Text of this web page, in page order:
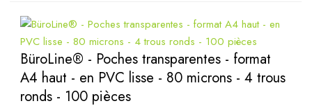
BüroLine® - Poches transparentes - format
A4 haut - en PVC lisse - 80 microns - 4 trous
ronds - 100 pièces